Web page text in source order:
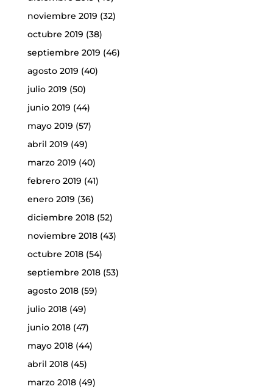
noviembre 2019 (32)
octubre 2019 (38)
septiembre 2019 (46)
agosto 2019 (40)
julio 2019 (50)
junio 2019 (44)
mayo 2019 (57)
abril 2019 (49)
marzo 2019 (40)
febrero 2019 (41)
enero 2019 (36)
diciembre 2018(52)
noviembre 2018(43)
octubre 2018(54)
septiembre 2018(53)
agosto 2018(59)
julio 2018(49)
junio 2018(47)
mayo 2018(44)
abril 2018(45)
marzo 2018(49)